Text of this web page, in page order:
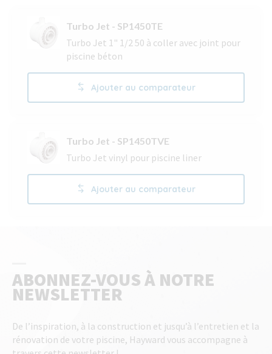
Turbo Jet - SP1450TE
Turbo Jet 1" 1/2 50 à coller avec joint pour
piscine béton
Ajouter au comparateur
Turbo Jet - SP1450TVE
Turbo Jet vinyl pour piscine liner
Ajouter au comparateur
ABONNEZ-VOUS À NOTRE
NEWSLETTER
De l’inspiration, à la construction et jusqu’à l’entretien et la
rénovation de votre piscine, Hayward vous accompagne à